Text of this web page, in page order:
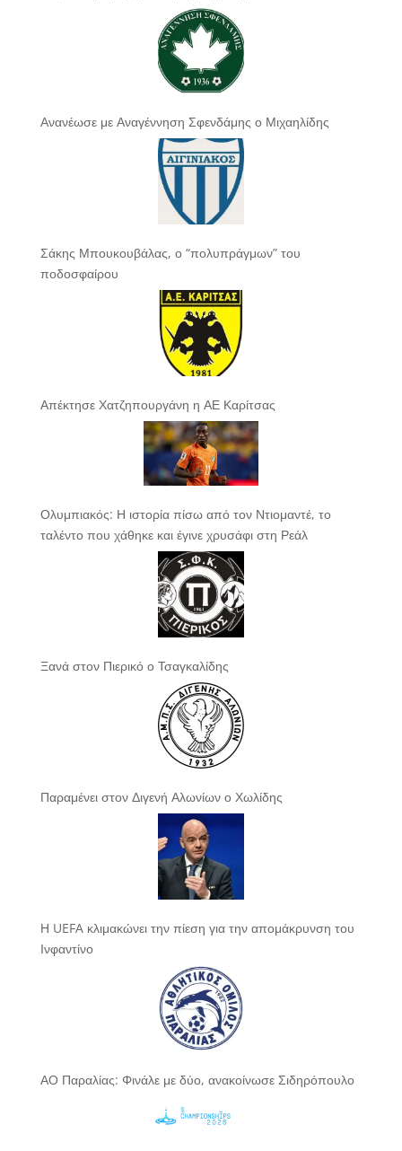
Ανανέωσε με Αναγέννηση Σφενδάμης ο Μιχαηλίδης
Σάκης Μπουκουβάλας, ο “πολυπράγμων” του
ποδοσφαίρου
Απέκτησε Χατζηπουργάνη η ΑΕ Καρίτσας
Ολυμπιακός: Η ιστορία πίσω από τον Ντιομαντέ, το
ταλέντο που χάθηκε και έγινε χρυσάφι στη Ρεάλ
Ξανά στον Πιερικό ο Τσαγκαλίδης
Παραμένει στον Διγενή Αλωνίων ο Χωλίδης
Η UEFA κλιμακώνει την πίεση για την απομάκρυνση του
Ινφαντίνο
ΑΟ Παραλίας: Φινάλε με δύο, ανακοίνωσε Σιδηρόπουλο